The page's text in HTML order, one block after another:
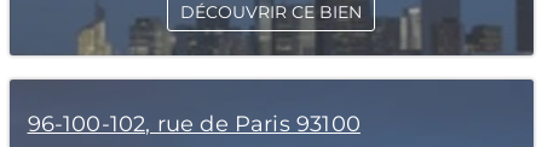
DÉCOUVRIR CE BIEN
96-100-102, rue de Paris 93100